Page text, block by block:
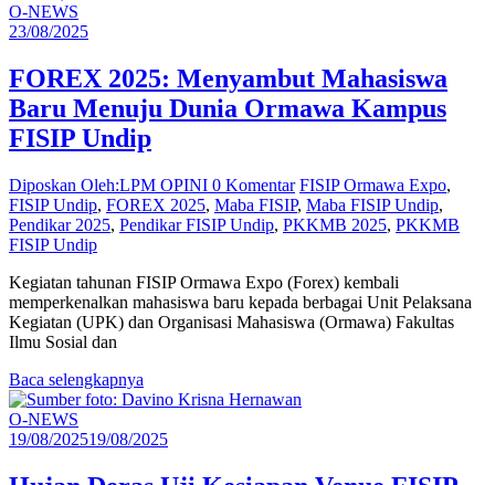
O-NEWS
23/08/2025
FOREX 2025: Menyambut Mahasiswa
Baru Menuju Dunia Ormawa Kampus
FISIP Undip
Diposkan Oleh:LPM OPINI 0 Komentar FISIP Ormawa Expo,
FISIP Undip, FOREX 2025, Maba FISIP, Maba FISIP Undip,
Pendikar 2025, Pendikar FISIP Undip, PKKMB 2025, PKKMB
FISIP Undip
Kegiatan tahunan FISIP Ormawa Expo (Forex) kembali
memperkenalkan mahasiswa baru kepada berbagai Unit Pelaksana
Kegiatan (UPK) dan Organisasi Mahasiswa (Ormawa) Fakultas
Ilmu Sosial dan
Baca selengkapnya
O-NEWS
19/08/202519/08/2025